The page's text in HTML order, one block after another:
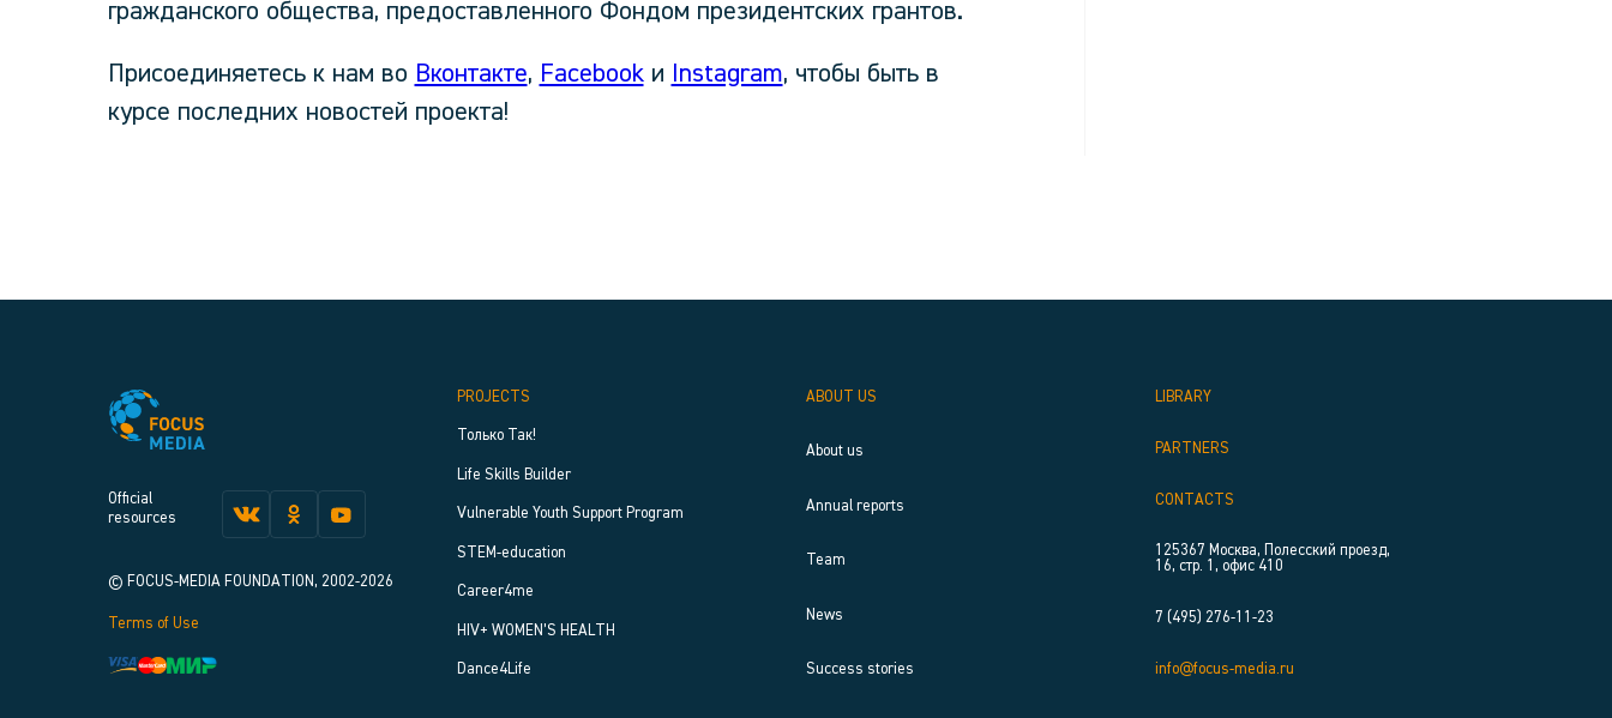
гражданского общества, предоставленного Фондом президентских грантов.
Присоединяетесь к нам во Вконтакте, Facebookи Instagram, чтобы быть в
курсе последних новостей проекта!
Official
resources
© FOCUS-MEDIA FOUNDATION, 2002-2026
Terms of Use
PROJECTS
Только Так!
Life Skills Builder
Vulnerable Youth Support Program
STEM-education
Career4me
HIV+ WOMEN’S HEALTH
Dance4Life
ABOUT US
About us
Annual reports
Team
News
Success stories
LIBRARY
PARTNERS
CONTACTS
125367 Москва, Полесский проезд,
16, стр. 1, офис 410
7 (495) 276-11-23
info@focus-media.ru